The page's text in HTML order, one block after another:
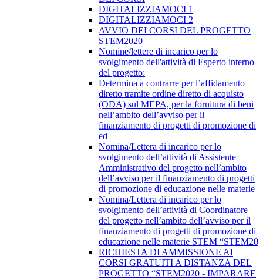
DIGITALIZZIAMOCI 1
DIGITALIZZIAMOCI 2
​AVVIO DEI CORSI DEL PROGETTO
STEM2020
Nomine/lettere di incarico per lo
svolgimento dell'attività di Esperto interno
del progetto:
Determina a contrarre per l’affidamento
diretto tramite ordine diretto di acquisto
(ODA) sul MEPA, per la fornitura di beni
nell’ambito dell’avviso per il
finanziamento di progetti di promozione di
ed
Nomina/Lettera di incarico per lo
svolgimento dell’attività di Assistente
Amministrativo del progetto nell’ambito
dell’avviso per il finanziamento di progetti
di promozione di educazione nelle materie
Nomina/Lettera di incarico per lo
svolgimento dell’attività di Coordinatore
del progetto nell’ambito dell’avviso per il
finanziamento di progetti di promozione di
educazione nelle materie STEM “STEM20
RICHIESTA DI AMMISSIONE AI
CORSI GRATUITI A DISTANZA DEL
PROGETTO “STEM2020 - IMPARARE